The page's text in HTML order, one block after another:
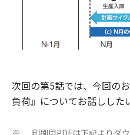
次回の第5話では、今回の
負荷』についてお話しした